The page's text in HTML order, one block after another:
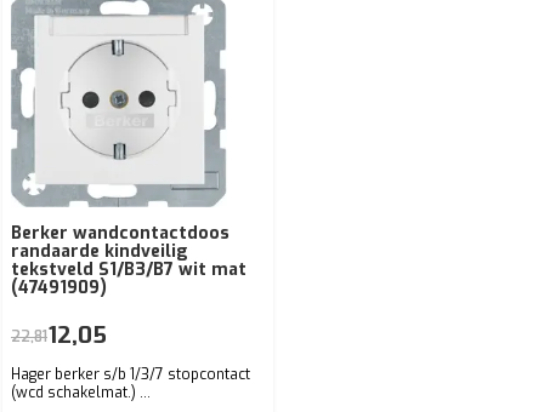
Berker wandcontactdoos
randaarde kindveilig
tekstveld S1/B3/B7 wit mat
(47491909)
Hager berker s/b 1/3/7 stopcontact
(wcd schakelmat.) ...
22,8112,05